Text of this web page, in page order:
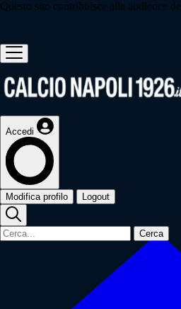
Questo sito contribuisce alla audience de
Accedi
Modifica profilo Logout
Cerca